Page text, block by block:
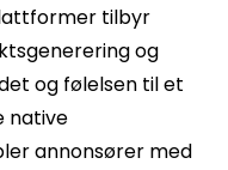
tilbyr
og
og følelsen til et
native
annonsører med